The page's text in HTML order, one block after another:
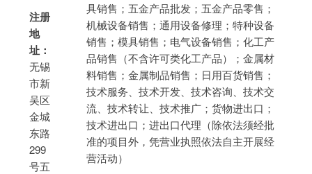
注册
地
址：
无锡
市新
吴区
金城
东路
299
号五
具销售；五金产品批发；五金产品零售；
机械设备销售；通用设备修理；特种设备
销售；模具销售；电气设备销售；化工产
品销售（不含许可类化工产品）；金属材
料销售；金属制品销售；日用百货销售；
技术服务、技术开发、技术咨询、技术交
流、技术转让、技术推广；货物进出口；
技术进出口；进出口代理（除依法须经批
准的项目外，凭营业执照依法自主开展经
营活动）